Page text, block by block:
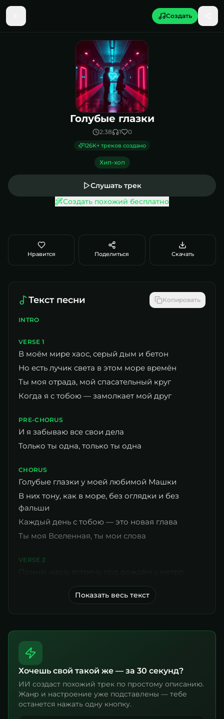
Песня Голубые глазки
Создать
Голубые глазки
2:38 1 0
126K+ треков создано
Хип-хоп
Слушать трек
Создать похожий бесплатно
Нравится Поделиться Скачать
Текст песни Копировать
INTRO
VERSE 1
В моём мире хаос, серый дым и бетон
Но есть лучик света в этом море времён
Ты моя отрада, мой спасательный круг
Когда я с тобою — замолкает мой друг
PRE-CHORUS
И я забываю все свои дела
Только ты одна, только ты одна
CHORUS
Голубые глазки у моей любимой Машки
В них тону, как в море, без оглядки и без
фальши
Каждый день с тобою — это новая глава
Ты моя Вселенная, ты мои слова
VERSE 2
Показать весь текст
Хочешь свой такой же — за 30 секунд?
ИИ создаст похожий трек по простому описанию.
Жанр и настроение уже подставлены — тебе
останется нажать одну кнопку.